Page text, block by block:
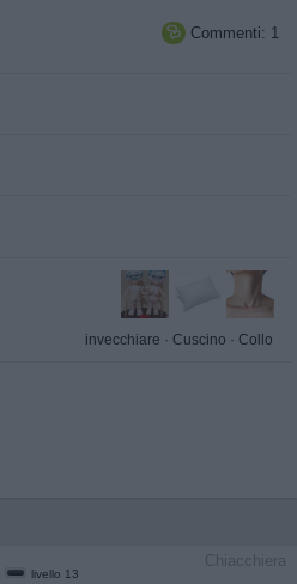
 Commenti: 1
invecchiare · Cuscino · Collo
Chiacchiera
livello 13